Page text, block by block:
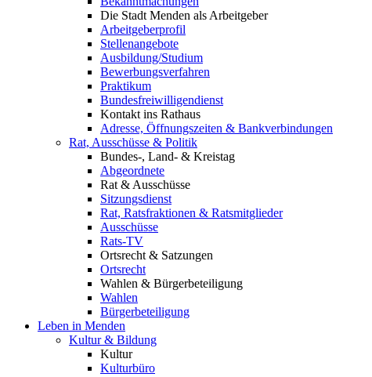
Die Stadt Menden als Arbeitgeber
Arbeitgeberprofil
Stellenangebote
Ausbildung/Studium
Bewerbungsverfahren
Praktikum
Bundesfreiwilligendienst
Kontakt ins Rathaus
Adresse, Öffnungszeiten & Bankverbindungen
Rat, Ausschüsse & Politik
Bundes-, Land- & Kreistag
Abgeordnete
Rat & Ausschüsse
Sitzungsdienst
Rat, Ratsfraktionen & Ratsmitglieder
Ausschüsse
Rats-TV
Ortsrecht & Satzungen
Ortsrecht
Wahlen & Bürgerbeteiligung
Wahlen
Bürgerbeteiligung
Leben in Menden
Kultur & Bildung
Kultur
Kulturbüro